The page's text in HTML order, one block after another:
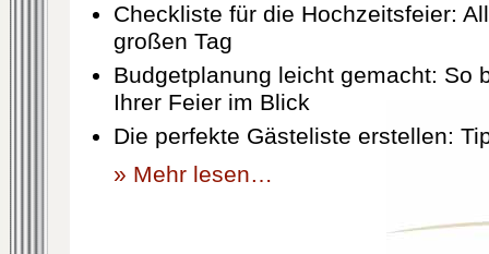
Checkliste für die Hochzeitsfeier:
großen Tag
Budgetplanung leicht gemacht: So
Ihrer Feier im Blick
Die perfekte Gästeliste erstellen:
» Mehr lesen…